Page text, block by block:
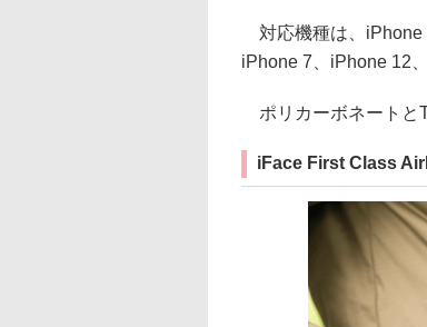
対応機種は、iPhone
iPhone 7、iPhone 12
ポリカーボネートと
iFace First Class